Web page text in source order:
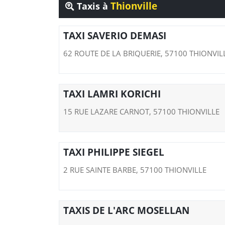
Taxis à Thionville
TAXI SAVERIO DEMASI
62 ROUTE DE LA BRIQUERIE, 57100
TAXI LAMRI KORICHI
15 RUE LAZARE CARNOT, 57100 THIONVILLE
TAXI PHILIPPE SIEGEL
2 RUE SAINTE BARBE, 57100 THIONVILLE
TAXIS DE L'ARC MOSELLAN